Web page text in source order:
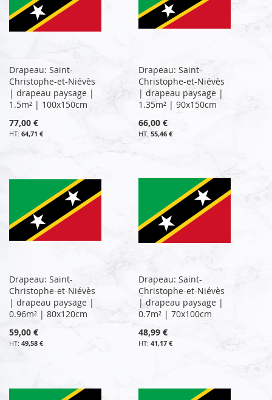
Drapeau: Saint-
Christophe-et-Niévès
| drapeau paysage |
1.5m² | 100x150cm
77,00 €
64,71 €
Drapeau: Saint-
Christophe-et-Niévès
| drapeau paysage |
1.35m² | 90x150cm
66,00 €
55,46 €
Drapeau: Saint-
Christophe-et-Niévès
| drapeau paysage |
0.96m² | 80x120cm
59,00 €
49,58 €
Drapeau: Saint-
Christophe-et-Niévès
| drapeau paysage |
0.7m² | 70x100cm
48,99 €
41,17 €